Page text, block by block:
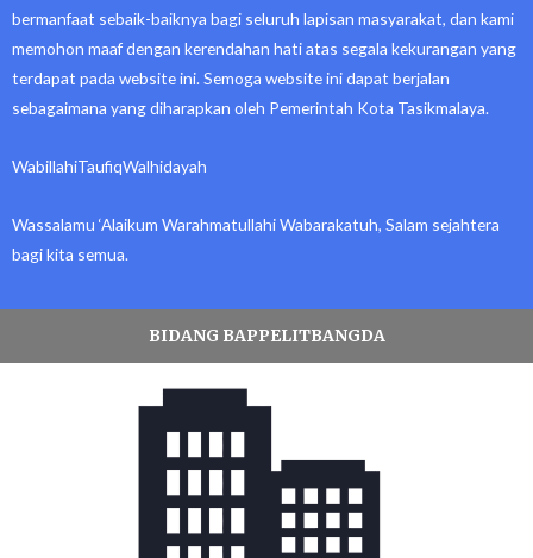
bermanfaat sebaik-baiknya bagi seluruh lapisan masyarakat, dan kami
memohon maaf dengan kerendahan hati atas segala kekurangan yang
terdapat pada website ini. Semoga website ini dapat berjalan
sebagaimana yang diharapkan oleh Pemerintah Kota Tasikmalaya.
WabillahiTaufiqWalhidayah
Wassalamu ‘Alaikum Warahmatullahi Wabarakatuh, Salam sejahtera
bagi kita semua.
BIDANG BAPPELITBANGDA